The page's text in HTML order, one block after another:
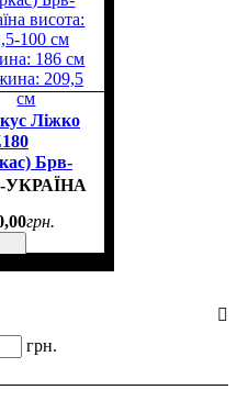
Ліжко
Брв-
УКРАЇНА
,00грн.
грн.